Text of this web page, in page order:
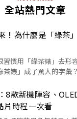
全站熱門文章
！為什麼是「綠茶
習慣用「綠茶婊」去形
茶婊」成了罵人的字彙
8款新機陣容、
時程一次看